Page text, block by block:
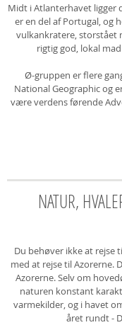
Midt i Atlanterhavet ligger
er en del af Portugal, og
vulkankratere, storstået
rigtig god, lokal
Ø-gruppen er flere
National Geographic og
være verdens førende
NATUR,
Du behøver ikke at rejse
med at rejse til Azorerne.
Azorerne. Selv om
naturen konstant
varmekilder, og i havet
året rundt -